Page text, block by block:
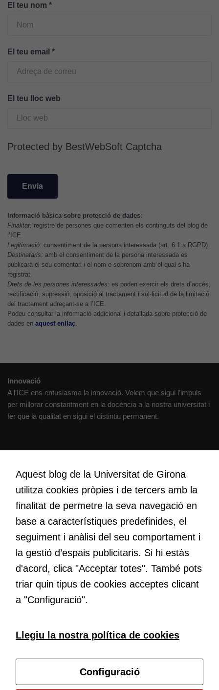
El teu nom *
El teu email *
El teu lloc web
Protected by BestWebSoft Captcha
Informació bàsica sobre protecció de dades:
Finalitat: registre de persones que comenten els continguts del blog de
l’ICE.
Legitimació: consentiment de la persona interessada (art. 6.1.a RGPD).
Destinataris: amb el consentiment de la persona interessada es
publicarà el seu comentari i el nom o sobrenom amb el qual s’ha
registrat.
Drets de les persones interessades: es poden exercir els drets d’accés,
rectificació, supressió, oposició al tractament i sol·licitud de la limitació
del tractament adreçant-se a l’ICE.
Podeu consultar la informació addicional i detallada sobre protecció de
dades en aquest enllaç
Innovació
A l’ICE ens entusiasma la innovació. Volem que sigui l’impuls
per millorar constantment en la docència a la nostra universitat i
fer que la qualitat en sigui el distintiu permanent.
Volem crear espais de reflexió i de debat, espais on qüestionar-
nos el que estem fent, atrevir-nos a pensar noves i millors
maneres de fer-ho i generar plegats idees innovadores.
Educació
transformació. Volem contribuir a millorar-la impulsant
metodologies docents actives i ambients d’aprenentatge
dinàmics.
Subscriu-te al butlletí
Configura les cookies
Aquest blog de la Universitat de Girona
utilitza cookies pròpies i de tercers amb la
finalitat de permetre la seva navegació en
base a característiques predefinides, el
seguiment i anàlisi del seu comportament i
la gestió d’espais publicitaris. Si hi estàs
d'acord, clica "Acceptar totes". També pots
triar quin tipus de cookies acceptes clicant
a "Configuració".
Llegiu la nostra política de cookies
Configuració
Google
Analytics
puguem
millorar la
i l'estructura
del lloc
funció de
d'experiència
Per tal que el
nostre lloc web
possible durant
Si rebutgeu
aquestes
algunes
funcionalitats
desapareixeran
del lloc web.
Cookies de
màrqueting
relacionats
interessos de
l'usuari, bé